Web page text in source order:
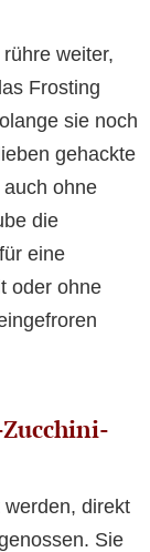
weiter,
Frosting
sie noch
gehackte
ohne
die
eine
oder ohne
direkt
Sie